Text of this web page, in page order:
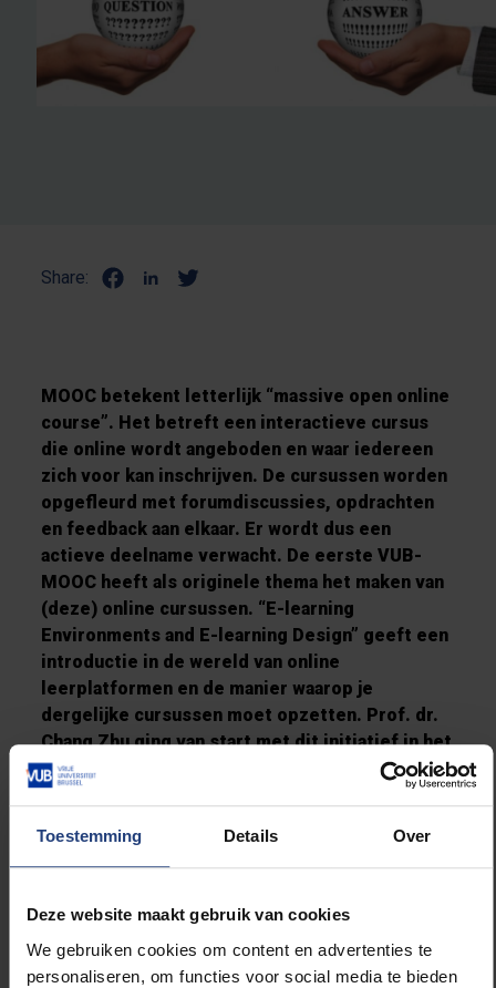
Toestemming Details Over
Deze website maakt gebruik van cookies
We gebruiken cookies om content en advertenties te
personaliseren, om functies voor social media te bieden
Share:
MOOC betekent letterlijk “massive open online
course”. Het betreft een interactieve cursus
die online wordt angeboden en waar iedereen
zich voor kan inschrijven. De cursussen worden
opgefleurd met forumdiscussies, opdrachten
en feedback aan elkaar. Er wordt dus een
actieve deelname verwacht. De eerste VUB-
MOOC heeft als originele thema het maken van
(deze) online cursussen. “E-learning
Environments and E-learning Design” geeft een
introductie in de wereld van online
leerplatformen en de manier waarop je
dergelijke cursussen moet opzetten. Prof. dr.
Chang Zhu ging van start met dit initiatief in het
kader van het onderwijsvernieuwingsfonds.
Eind deze maand is het al zo ver: samen met
Zhu de spits van de cursus afbijten op 21 maart.
Meer informatie vinden en inschrijven kanvia